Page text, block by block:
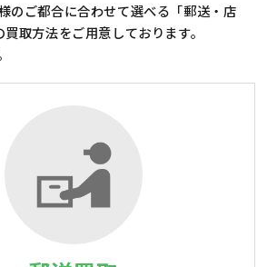
のご都合に合わせて選べる「郵送・店
取方法をご用意しております。